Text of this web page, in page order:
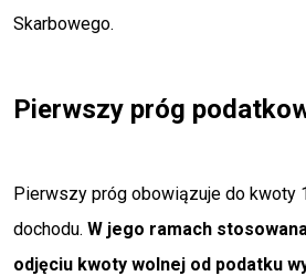
Skarbowego.
Pierwszy próg
Pierwszy próg obowiązuje do kwoty
dochodu. W jego ramach
odjęciu kwoty wolnej od podatku